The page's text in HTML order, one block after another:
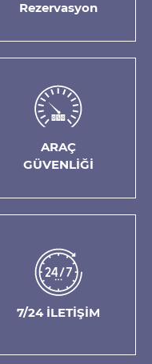
Rezervasyon
ARAÇ
GÜVENLİĞİ
7/24 İLETİŞİM